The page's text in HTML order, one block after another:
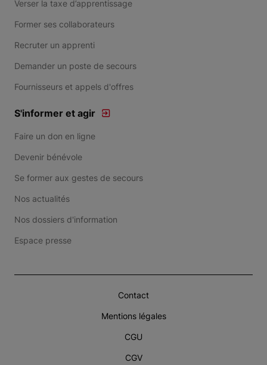
Verser la taxe d’apprentissage
Former ses collaborateurs
Recruter un apprenti
Demander un poste de secours
Fournisseurs et appels d'offres
S'informer et agir
Faire un don en ligne
Devenir bénévole
Se former aux gestes de secours
Nos actualités
Nos dossiers d'information
Espace presse
Contact
Mentions légales
CGU
CGV